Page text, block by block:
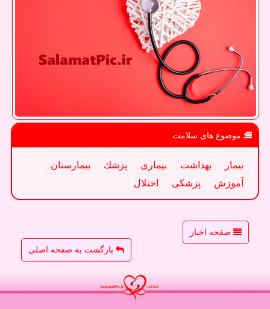
موضوع های سلامت
بیمار بهداشت بیماری پزشك
بیمارستان
آموزش
پزشكی اختلال
صفحه اخبار
بازگشت به صفحه اصلی